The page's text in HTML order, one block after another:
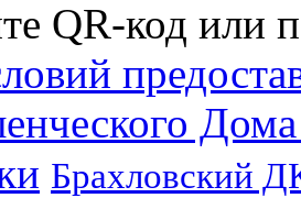
QR-код или
Брахловский